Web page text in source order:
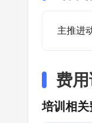
主推进
费用
培训相关